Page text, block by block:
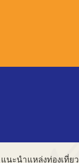
แนะนำแหล่งท่องเที่ยว